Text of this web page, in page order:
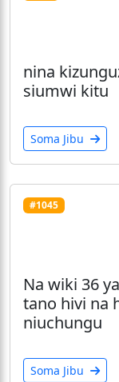
nina
siumwi kitu
Soma Jibu
#1045
Na wiki 36
tano hivi na
niuchungu
Soma Jibu